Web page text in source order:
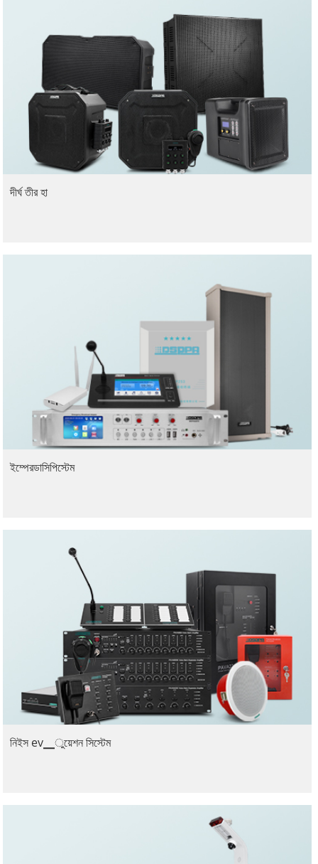
দীর্ঘ তীর হা
ইম্পেরডাসিপিস্টেম
নিইস ev▁ুয়েশন সিস্টেম